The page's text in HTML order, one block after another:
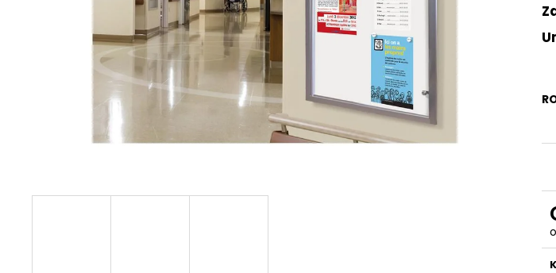
STOJAN S REKLAMOU
€468,63
KÔŠ NA TRIEDENÝ ODPAD
€1 008,60